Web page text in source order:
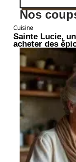
Nos
Cuisine
Sainte Lucie,
acheter des